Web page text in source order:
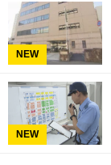
NEW
NEW